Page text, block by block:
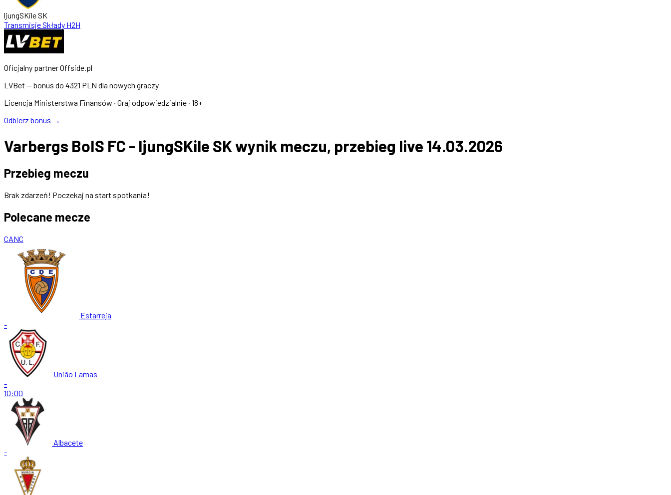
ljungSKile SK
TransmisjeSkłady H2H
Oficjalny partner Offside.pl
LVBet — bonus do 4321 PLN dla nowych graczy
Licencja Ministerstwa Finansów · Graj odpowiedzialnie · 18+
Odbierz bonus →
Varbergs BoIS FC - ljungSKile SK wynik meczu, przebieg live 14.03.2026
Przebieg meczu
Brak zdarzeń! Poczekaj na start spotkania!
Polecane mecze
CANC
Estarreja
-
União Lamas
-
10:00
Albacete
-